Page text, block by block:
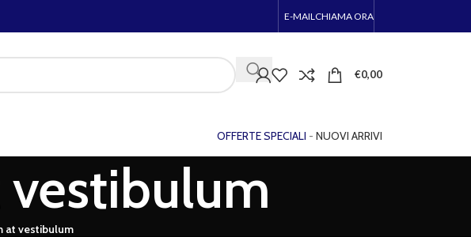
E-MAIL CHIAMA ORA
€0,00
OFFERTE SPECIALI - NUOVI ARRIVI
vestibulum
at vestibulum